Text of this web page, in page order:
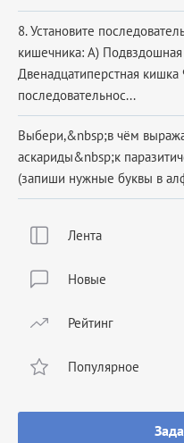
Лента
Новые
Рейтинг
Популярное
8. Установите
кишечника: А)
Двенадцатиперстная кишка
последовательнос...
Выбери,&nbsp;в чём
аскариды&nbsp;к
(запиши нужные буквы в